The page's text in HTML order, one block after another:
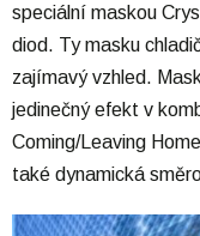
speciální maskou
diod. Ty masku
zajímavý vzhled.
jedinečný efekt v
Coming/Leaving
také dynamická